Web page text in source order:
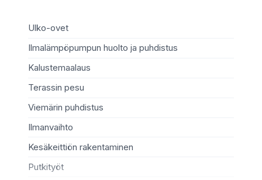
Ulko-ovet
Ilmalämpöpumpun huolto ja puhdistus
Kalustemaalaus
Terassin pesu
Viemärin puhdistus
Ilmanvaihto
Kesäkeittiön rakentaminen
Putkityöt